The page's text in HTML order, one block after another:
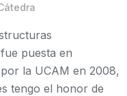
puesta en
la UCAM en 2008,
tengo el honor de